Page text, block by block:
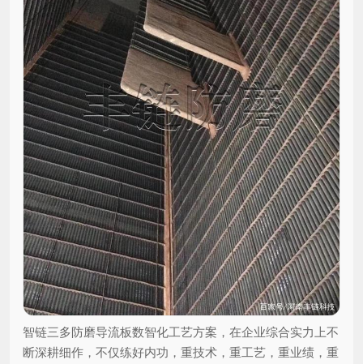
智链三多防磨导流板数智化工艺方案，在企业综合实力上不
断深耕细作，不仅练好内功，重技术，重工艺，重业绩，重